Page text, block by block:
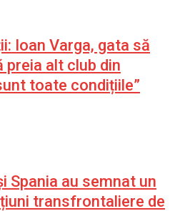
Ioan Varga, gata să
preia alt club din
toate condițiile”
Spania au semnat un
transfrontaliere de